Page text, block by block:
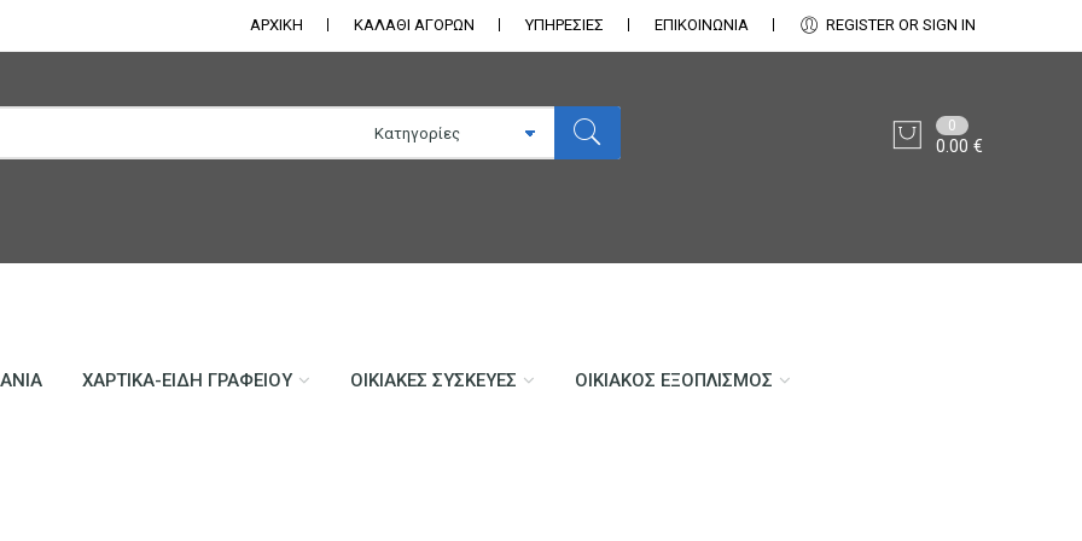
ΑΡΧΙΚΗ ΚΑΛΑΘΙ ΑΓΟΡΩΝ ΥΠΗΡΕΣΙΕΣ ΕΠΙΚΟΙΝΩΝΊΑ REGISTER OR SIGN IN
0
0.00€
ΧΑΡΤΙΚΆ-ΕΊΔΗ ΓΡΑΦΕΊΟΥ ΟΙΚΙΑΚΈΣ ΣΥΣΚΕΥΈΣ ΟΙΚΙΑΚΌΣ ΕΞΟΠΛΙΣΜΌΣ